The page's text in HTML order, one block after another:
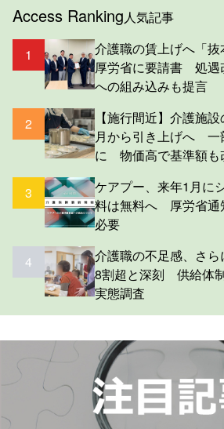
Access Ranking人気記事
1
介護職の賃上げへ「
厚労省に要請書 処遇
への組み込みも提言
2
【施行間近】介護施
月から引き上げへ 一
に 物価高で基準額も
3
ケアプー、来年1月
料は無料へ 厚労省
必要
4
介護職の不足感、さ
8割超と深刻 供給体
実態調査